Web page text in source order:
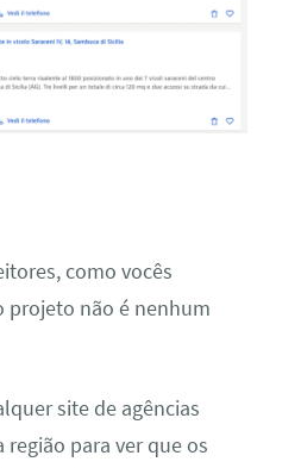
como vocês
projeto não é nenhum
site de agências
para ver que os